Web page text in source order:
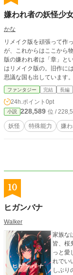
嫌われ者の妖怪少
かな
リメイク版を頑張って作
が、これからはここから物語が進んでい
版の嫌われ者は「章」という
はリメイク版の。旧作には旧作の章
思議な国も出しています
やはり嫌われ者は嫌われ
の我が儘により、こうなりました。 自分勝手で申し訳あ
れでも支えていただければ光栄です。 それでは、嫌わ
しくお願いします。
ファンタジー 完結 長編
24h.ポイント 0pt
小説 228,589 位 /
妖怪 特殊能力 嫌
10
ヒガンバナ
Walker
家族な
皆、桜
っと愛
れでい
しぶり